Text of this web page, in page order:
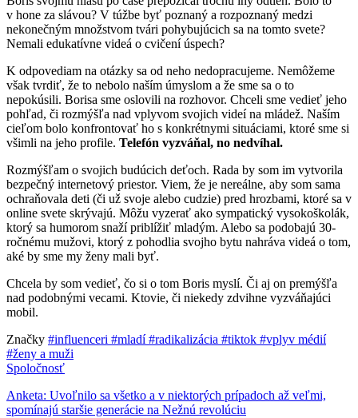
v hone za slávou? V túžbe byť poznaný a rozpoznaný medzi
nekonečným množstvom tvári pohybujúcich sa na tomto svete?
Nemali edukatívne videá o cvičení úspech?
K odpovediam na otázky sa od neho nedopracujeme. Nemôžeme
však tvrdiť, že to nebolo naším úmyslom a že sme sa o to
nepokúsili. Borisa sme oslovili na rozhovor. Chceli sme vedieť jeho
pohľad, či rozmýšľa nad vplyvom svojich videí na mládež. Naším
cieľom bolo konfrontovať ho s konkrétnymi situáciami, ktoré sme si
všimli na jeho profile. Telefón vyzváňal, no nedvíhal.
Rozmýšľam o svojich budúcich deťoch. Rada by som im vytvorila
bezpečný internetový priestor. Viem, že je nereálne, aby som sama
ochraňovala deti (či už svoje alebo cudzie) pred hrozbami, ktoré sa v
online svete skrývajú. Môžu vyzerať ako sympatický vysokoškolák,
ktorý sa humorom snaží priblížiť mladým. Alebo sa podobajú 30-
ročnému mužovi, ktorý z pohodlia svojho bytu nahráva videá o tom,
aké by sme my ženy mali byť.
Chcela by som vedieť, čo si o tom Boris myslí. Či aj on premýšľa
nad podobnými vecami. Ktovie, či niekedy zdvihne vyzváňajúci
mobil.
Značky #influenceri #mladí#radikalizácia #tiktok #vplyv médií
#ženy a muži
Spoločnosť
Anketa: Uvoľnilo sa všetko a v niektorých prípadoch až veľmi,
spomínajú staršie generácie na Nežnú revolúciu